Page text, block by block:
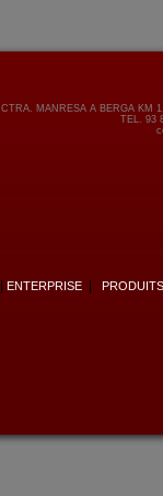
CTRA. MANRESA A BERGA KM
TEL. 93
ENTERPRISE| PRODUITS